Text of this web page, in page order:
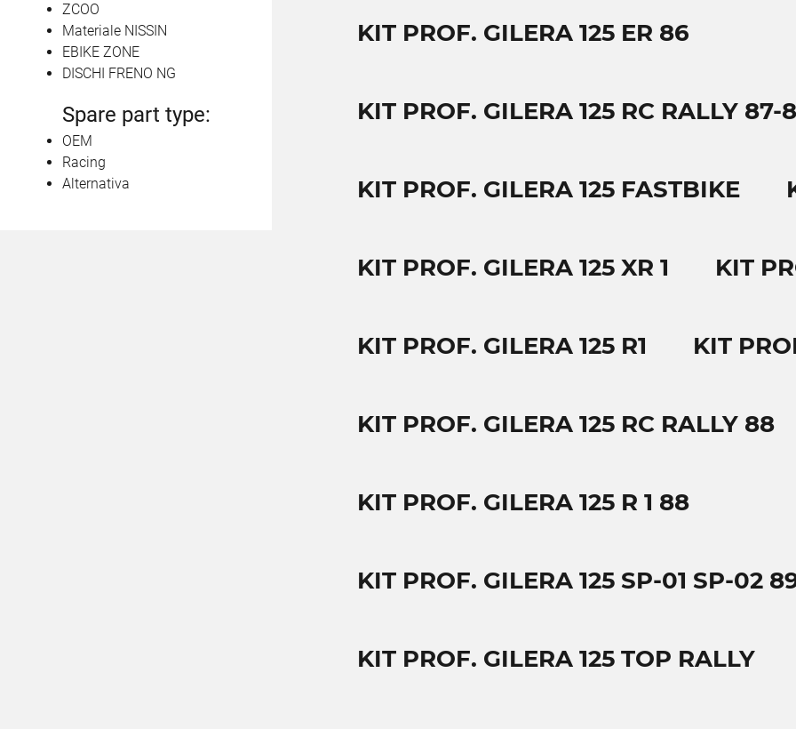
KIT PROF. GILERA 125 ER 86
KIT PROF. GILERA 125 RC RALLY 87-
KIT PROF. GILERA 125 FASTBIKE
KIT PROF. GILERA 125 XR 1 KIT
KIT PROF. GILERA 125 R1 KIT
KIT PROF. GILERA 125 RC RALLY 88
KIT PROF. GILERA 125 R 1 88
KIT PROF. GILERA 125 SP-01 SP-02
KIT PROF. GILERA 125 TOP RALLY
ZCOO
Materiale NISSIN
EBIKE ZONE
DISCHI FRENO NG
Spare part type:
OEM
Racing
Alternativa